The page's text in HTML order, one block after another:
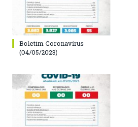
Boletim Coronavírus
(04/05/2023)